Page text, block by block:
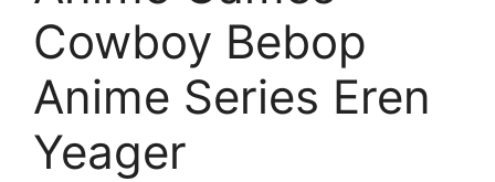
Cowboy Bebop
Anime Series Eren
Yeager